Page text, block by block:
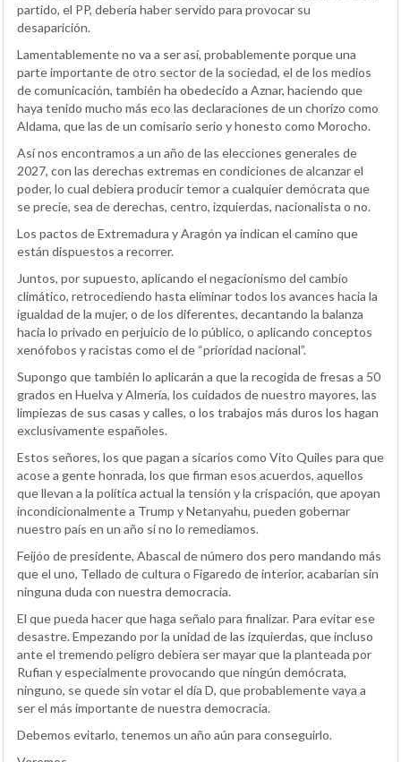
partido, el PP, debería haber servido para provocar su
desaparición.
Lamentablemente no va a ser así, probablemente porque una
parte importante de otro sector de la sociedad, el de los medios
de comunicación, también ha obedecido a Aznar, haciendo que
haya tenido mucho más eco las declaraciones de un chorizo como
Aldama, que las de un comisario serio y honesto como Morocho.
Así nos encontramos a un año de las elecciones generales de
2027, con las derechas extremas en condiciones de alcanzar el
poder, lo cual debiera producir temor a cualquier demócrata que
se precie, sea de derechas, centro, izquierdas, nacionalista o no.
Los pactos de Extremadura y Aragón ya indican el camino que
están dispuestos a recorrer.
Juntos, por supuesto, aplicando el negacionismo del cambio
climático, retrocediendo hasta eliminar todos los avances hacia la
igualdad de la mujer, o de los diferentes, decantando la balanza
hacia lo privado en perjuicio de lo público, o aplicando conceptos
xenófobos y racistas como el de “prioridad nacional”.
Supongo que también lo aplicarán a que la recogida de fresas a 50
grados en Huelva y Almería, los cuidados de nuestro mayores, las
limpiezas de sus casas y calles, o los trabajos más duros los hagan
exclusivamente españoles.
Estos señores, los que pagan a sicarios como Vito Quiles para que
acose a gente honrada, los que firman esos acuerdos, aquellos
que llevan a la política actual la tensión y la crispación, que apoyan
incondicionalmente a Trump y Netanyahu, pueden gobernar
nuestro país en un año si no lo remediamos.
Feijóo de presidente, Abascal de número dos pero mandando más
que el uno, Tellado de cultura o Figaredo de interior, acabarían sin
ninguna duda con nuestra democracia.
El que pueda hacer que haga señalo para finalizar. Para evitar ese
desastre. Empezando por la unidad de las izquierdas, que incluso
ante el tremendo peligro debiera ser mayar que la planteada por
Rufian y especialmente provocando que ningún demócrata,
ninguno, se quede sin votar el día D, que probablemente vaya a
ser el más importante de nuestra democracia.
Debemos evitarlo, tenemos un año aún para conseguirlo.